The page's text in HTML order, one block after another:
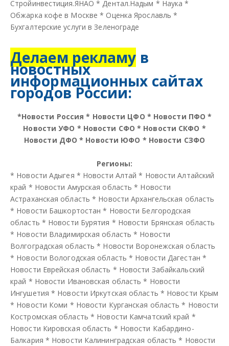
Стройинвестиция.ЯНАО * Дентал.Надым * Наука *
Обжарка кофе в Москве * Оценка Ярославль *
Бухгалтерские услуги в Зеленограде
Делаем рекламу в
новостных
информационных сайтах
городов России:
*Новости Россия * Новости ЦФО * Новости ПФО *
Новости УФО * Новости СФО * Новости СКФО *
Новости ДФО * Новости ЮФО * Новости СЗФО
Регионы:
* Новости Адыгея * Новости Алтай * Новости Алтайский
край * Новости Амурская область * Новости
Астраханская область * Новости Архангельская область
* Новости Башкортостан * Новости Белгородская
область * Новости Бурятия * Новости Брянская область
* Новости Владимирская область * Новости
Волгоградская область * Новости Воронежская область
* Новости Вологодская область * Новости Дагестан *
Новости Еврейская область * Новости Забайкальский
край * Новости Ивановская область * Новости
Ингушетия * Новости Иркутская область * Новости Крым
* Новости Коми * Новости Курганская область * Новости
Костромская область * Новости Камчатский край *
Новости Кировская область * Новости Кабардино-
Балкария * Новости Калининградская область * Новости